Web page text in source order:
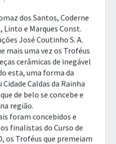
dos Santos, Coderne
Linto e Marques Const.
José Coutinho S. A.
mais uma vez os Troféus
cerâmicas de inegável
esta, uma forma da
Caldas da Rainha
de belo se concebe e
região.
foram concebidos e
finalistas do Curso de
os Troféus que premeiam